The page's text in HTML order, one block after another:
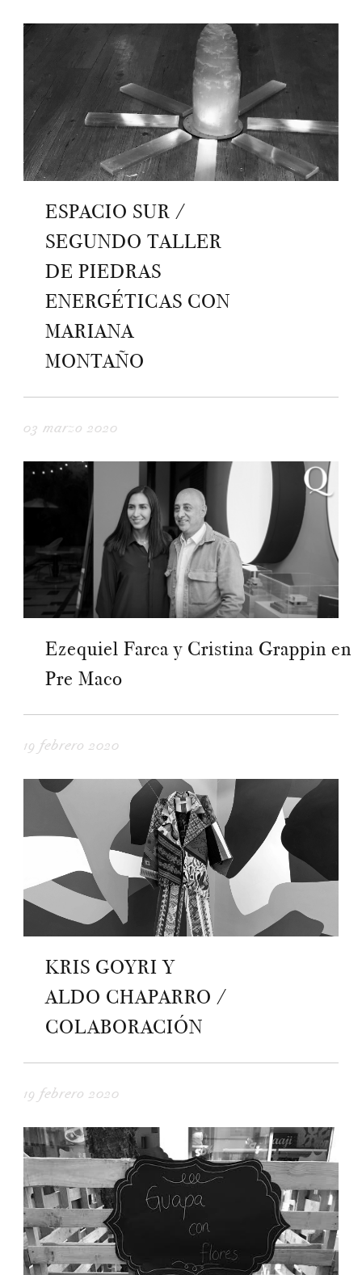
ESPACIO SUR /
SEGUNDO TALLER
DE PIEDRAS
ENERGÉTICAS CON
MARIANA
MONTAÑO
03 marzo 2020
Ezequiel Farca y Cristina Grappin en
Pre Maco
19 febrero 2020
KRIS GOYRI Y
ALDO CHAPARRO /
COLABORACIÓN
19 febrero 2020